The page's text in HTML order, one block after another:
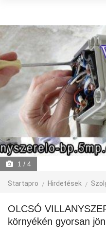
1 / 4
Startapro Hirdetések
OLCSÓ VILLANYSZERELŐ Szadán és
környékén gyorsan jön